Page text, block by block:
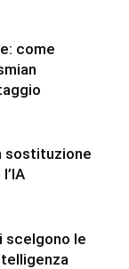
come
sostituzione
scelgono le